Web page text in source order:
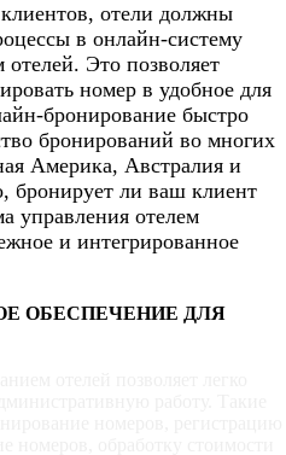
отели должны
в онлайн-систему
Это позволяет
номер в удобное для
бронирование быстро
бронирований во многих
Америка, Австралия и
бронирует ли ваш клиент
управления отелем
и интегрированное
ОБЕСПЕЧЕНИЕ ДЛЯ